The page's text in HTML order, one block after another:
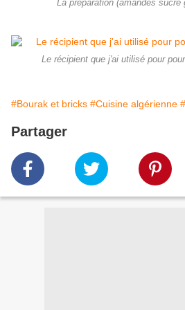
La préparation (amandes sucre
Le récipient que j'ai utilisé pour
#Bourak et bricks #Cuisine algérienne
Partager